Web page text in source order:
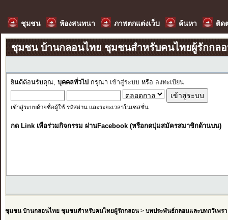
ชุมชน ห้องสนทนา ภาพตกแต่งเว็บ ค้นหา ติด
ชุมชน บ้านกลอนไทย ชุมชนสำหรับคนไทยผู้รักกล
ยินดีต้อนรับคุณ, บุคคลทั่วไป กรุณา เข้าสู่ระบบ หรือ ลงทะเบียน
เข้าสู่ระบบด้วยชื่อผู้ใช้ รหัสผ่าน และระยะเวลาในเซสชั่น
กด Link เพื่อร่วมกิจกรรม ผ่านFacebook (หรือกดปุ่มสมัครสมาชิกด้านบน)
ชุมชน บ้านกลอนไทย ชุมชนสำหรับคนไทยผู้รักกลอน> บทประพันธ์กลอนและบทกวีเพรา